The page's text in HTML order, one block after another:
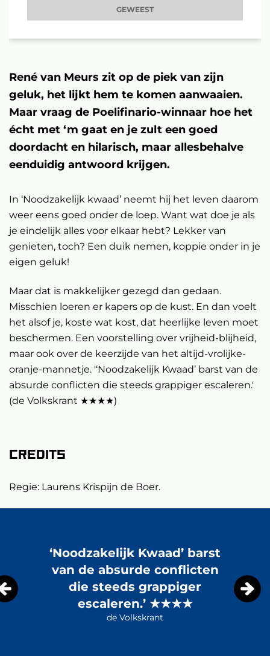
GEWEEST
René van Meurs zit op de piek van zijn
geluk, het lijkt hem te komen aanwaaien.
Maar vraag de Poelifinario-winnaar hoe het
écht met ‘m gaat en je zult een goed
doordacht en hilarisch, maar allesbehalve
eenduidig antwoord krijgen.
In ‘Noodzakelijk kwaad’ neemt hij het leven daarom
weer eens goed onder de loep. Want wat doe je als
je eindelijk alles voor elkaar hebt? Lekker van
genieten, toch? Een duik nemen, koppie onder in je
eigen geluk!
Maar dat is makkelijker gezegd dan gedaan.
Misschien loeren er kapers op de kust. En dan voelt
het alsof je, koste wat kost, dat heerlijke leven moet
beschermen. Een voorstelling over vrijheid-blijheid,
maar ook over de keerzijde van het altijd-vrolijke-
oranje-mannetje. '‘Noodzakelijk Kwaad’ barst van de
absurde conflicten die steeds grappiger escaleren.'
(de Volkskrant ★★★★)
Credits
Regie: Laurens Krispijn de Boer.
‘Noodzakelijk Kwaad’ barst
van de absurde conflicten
die steeds grappiger
escaleren.’ ★★★★
de Volkskrant
Inzoomen